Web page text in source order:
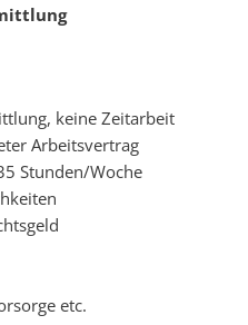
keine Zeitarbeit
Arbeitsvertrag
Stunden/Woche
etc.